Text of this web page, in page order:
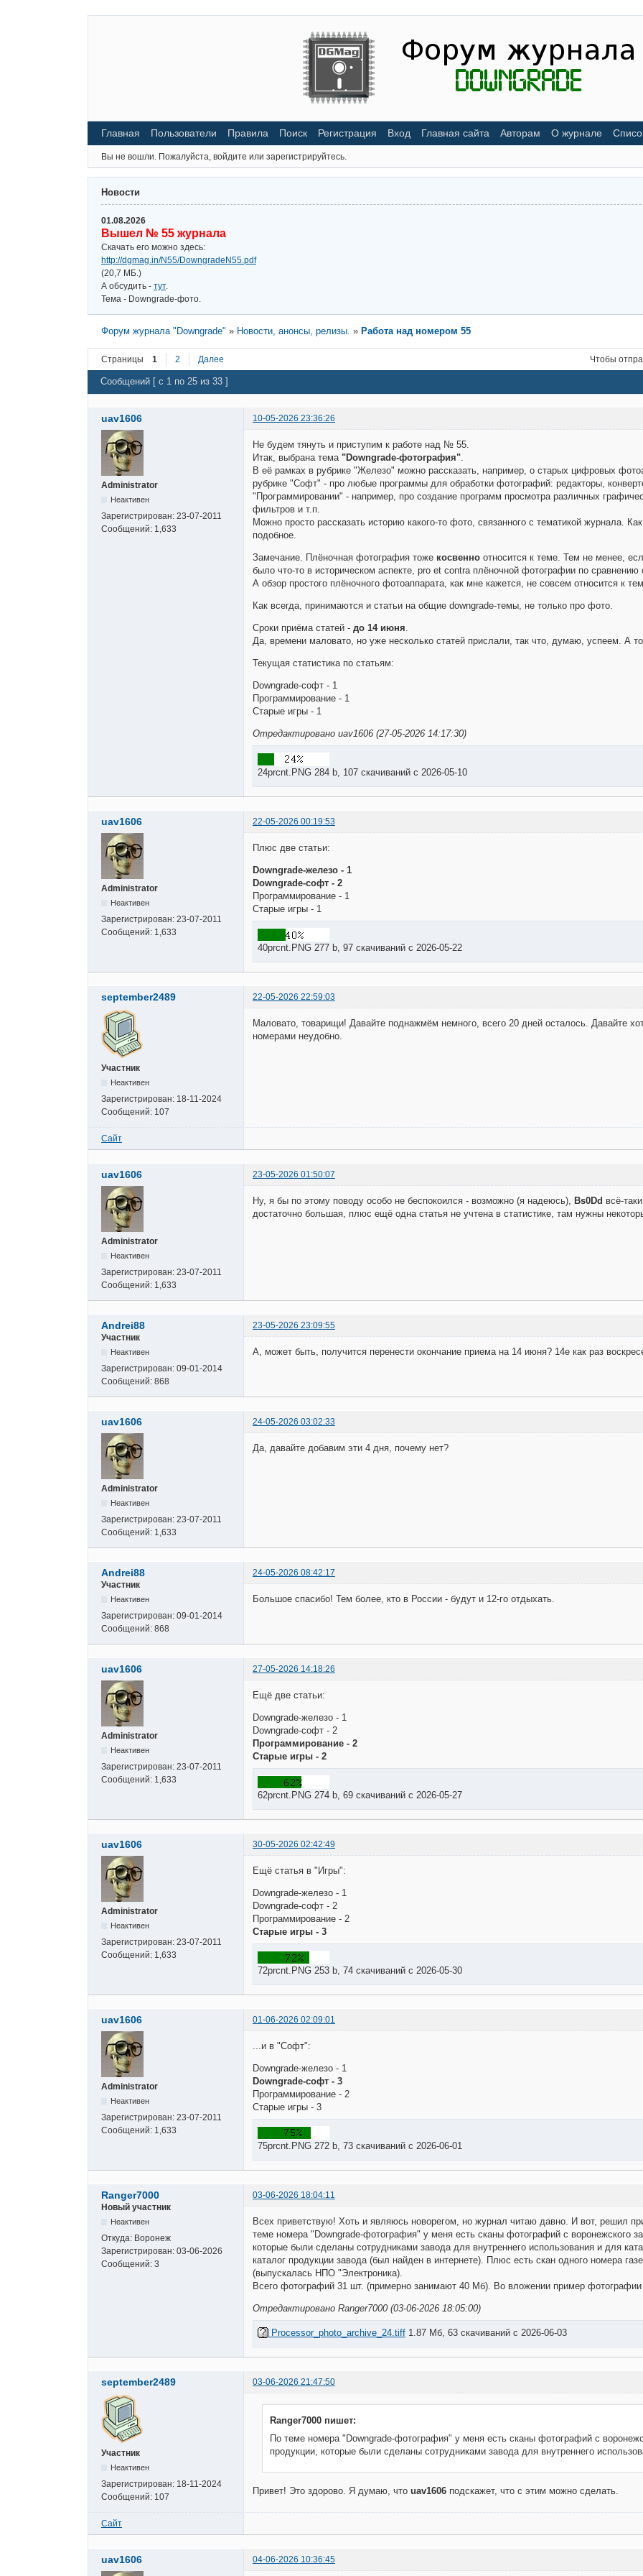
Главная Пользователи Правила Поиск Регистрация Вход Главная сайта Авторам О журнале
Вы не вошли. Пожалуйста, войдите или зарегистрируйтесь.
Новости
01.08.2026
Вышел № 55 журнала
Скачать его можно здесь:
http://dgmag.in/N55/DowngradeN55.pdf
(20,7 МБ.)
А обсудить - тут.
Тема - Downgrade-фото.
Форум журнала "Downgrade" » Новости, анонсы, релизы. »Работа над номером 55
Страницы 1 2 Далее Чтобы
Сообщений [ с 1 по 25 из 33 ]
uav1606 10-05-2026 23:36:26
Administrator
Неактивен
Зарегистрирован: 23-07-2011
Сообщений: 1,633
Не будем тянуть и приступим к работе над № 55.
Итак, выбрана тема "Downgrade-фотография".
В её рамках в рубрике "Железо" можно рассказать, например, о старых цифровых
рубрике "Софт" - про любые программы для обработки фотографий: редакторы,
"Программировании" - например, про создание программ просмотра различных
фильтров и т.п.
Можно просто рассказать историю какого-то фото, связанного с тематикой журнала.
подобное.
Замечание. Плёночная фотография тоже косвенно относится к теме. Тем не менее,
было что-то в историческом аспекте, pro et contra плёночной фотографии по
А обзор простого плёночного фотоаппарата, как мне кажется, не совсем относится к
Как всегда, принимаются и статьи на общие downgrade-темы, не только про фото.
Сроки приёма статей - до 14 июня.
Да, времени маловато, но уже несколько статей прислали, так что, думаю, успеем. А
Текущая статистика по статьям:
Downgrade-софт - 1
Программирование - 1
Старые игры - 1
Отредактировано uav1606 (27-05-2026 14:17:30)
24prcnt.PNG 284 b, 107 скачиваний с 2026-05-10
uav1606 22-05-2026 00:19:53
Administrator
Неактивен
Зарегистрирован: 23-07-2011
Сообщений: 1,633
Плюс две статьи:
Downgrade-железо - 1
Downgrade-софт - 2
Программирование - 1
Старые игры - 1
40prcnt.PNG 277 b, 97 скачиваний с 2026-05-22
september2489 22-05-2026 22:59:03
Участник
Неактивен
Зарегистрирован: 18-11-2024
Сообщений: 107
Маловато, товарищи! Давайте поднажмём немного, всего 20 дней осталось. Давайте
номерами неудобно.
Сайт
uav1606 23-05-2026 01:50:07
Administrator
Неактивен
Зарегистрирован: 23-07-2011
Сообщений: 1,633
Ну, я бы по этому поводу особо не беспокоился - возможно (я надеюсь), Bs0Dd всё-
достаточно большая, плюс ещё одна статья не учтена в статистике, там нужны
Andrei88
23-05-2026 23:09:55
Участник
Неактивен
Зарегистрирован: 09-01-2014
Сообщений: 868
А, может быть, получится перенести окончание приема на 14 июня? 14е как раз
uav1606 24-05-2026 03:02:33
Administrator
Неактивен
Зарегистрирован: 23-07-2011
Сообщений: 1,633
Да, давайте добавим эти 4 дня, почему нет?
Andrei88
24-05-2026 08:42:17
Участник
Неактивен
Зарегистрирован: 09-01-2014
Сообщений: 868
Большое спасибо! Тем более, кто в России - будут и 12-го отдыхать.
uav1606 27-05-2026 14:18:26
Administrator
Неактивен
Зарегистрирован: 23-07-2011
Сообщений: 1,633
Ещё две статьи:
Downgrade-железо - 1
Downgrade-софт - 2
Программирование - 2
Старые игры - 2
62prcnt.PNG 274 b, 69 скачиваний с 2026-05-27
uav1606 30-05-2026 02:42:49
Administrator
Неактивен
Зарегистрирован: 23-07-2011
Сообщений: 1,633
Ещё статья в "Игры":
Downgrade-железо - 1
Downgrade-софт - 2
Программирование - 2
Старые игры - 3
72prcnt.PNG 253 b, 74 скачиваний с 2026-05-30
uav1606 01-06-2026 02:09:01
Administrator
Неактивен
Зарегистрирован: 23-07-2011
Сообщений: 1,633
...и в "Софт":
Downgrade-железо - 1
Downgrade-софт - 3
Программирование - 2
Старые игры - 3
75prcnt.PNG 272 b, 73 скачиваний с 2026-06-01
Ranger7000
03-06-2026 18:04:11
Новый участник
Неактивен
Откуда: Воронеж
Зарегистрирован: 03-06-2026
Сообщений: 3
Всех приветствую! Хоть и являюсь новорегом, но журнал читаю давно. И вот, решил
теме номера "Downgrade-фотография" у меня есть сканы фотографий с воронежского
которые были сделаны сотрудниками завода для внутреннего использования и для
каталог продукции завода (был найден в интернете). Плюс есть скан одного номера
(выпускалась НПО "Электроника).
Всего фотографий 31 шт. (примерно занимают 40 Мб). Во вложении пример фотографии
Отредактировано Ranger7000 (03-06-2026 18:05:00)
Processor_photo_archive_24.tiff 1.87 Мб, 63 скачиваний с 2026-06-03
september2489 03-06-2026 21:47:50
Участник
Неактивен
Зарегистрирован: 18-11-2024
Сообщений: 107
Ranger7000 пишет:
По теме номера "Downgrade-фотография" у меня есть сканы фотографий с
продукции, которые были сделаны сотрудниками завода для внутреннего
Привет! Это здорово. Я думаю, что uav1606 подскажет, что с этим можно сделать.
Сайт
uav1606 04-06-2026 10:36:45